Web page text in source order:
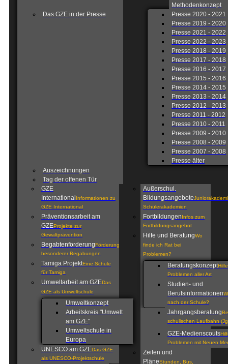
Methodenkonzept
Das GZE in der Presse
Presse 2020 - 2021
Presse 2019 - 2020
Presse 2021 - 2022
Presse 2022 - 2023
Presse 2018 - 2019
Presse 2017 - 2018
Presse 2016 - 2017
Presse 2015 - 2016
Presse 2014 - 2015
Presse 2013 - 2014
Presse 2012 - 2013
Presse 2011 - 2012
Presse 2010 - 2011
Presse 2009 - 2010
Presse 2008 - 2009
Presse 2007 - 2008
Presse älter
Auszeichnungen
Tag der offenen Tür
GZE
International Informationen zu
GZE International
Präventionsarbeit am
GZEProjekte zur
Gewaltprävention
BegabtenförderungFörderung
besonderer Begabungen
Tamiga ProjektEine Schule
für Tamiga
Umweltarbeit am GZEDas
GZE als Umweltschule
Umweltkonzept
Arbeitskreis "Umwelt
am GZE"
Umweltschule in
Europa
UNESCO am GZEDas GZE
als UNESCO-Projektschule
Außerschul.
Bildungsangebote
Schülerakademien
FortbildungenInfos zum
Fortbildungsangebot
Hilfe und BeratungWo
finde ich Rat bei
Problemen?
Beratungskonzept
Problemen aller Art
Studien- und
Berufsinformationen
nach der Schule?
Jahrgangsberatung
schulischen Laufbahn
GZE-Medienscouts
Problemen mit Neuen
Zeiten und
PläneStunden, Bus,